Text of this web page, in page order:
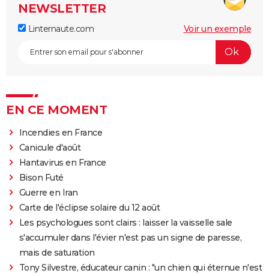
NEWSLETTER
Linternaute.com Voir un exemple
EN CE MOMENT
Incendies en France
Canicule d'août
Hantavirus en France
Bison Futé
Guerre en Iran
Carte de l'éclipse solaire du 12 août
Les psychologues sont clairs : laisser la vaisselle sale
s'accumuler dans l'évier n'est pas un signe de paresse,
mais de saturation
Tony Silvestre, éducateur canin : "un chien qui éternue n'est